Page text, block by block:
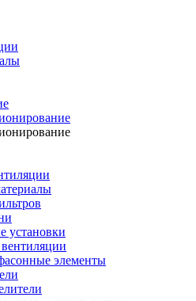
установки
элементы